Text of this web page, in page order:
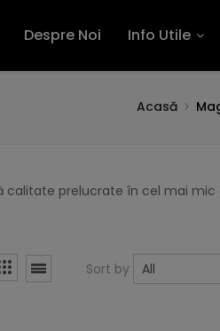
Despre Noi Info Utile
Acasă
calitate prelucrate în cel mai
Sort by All